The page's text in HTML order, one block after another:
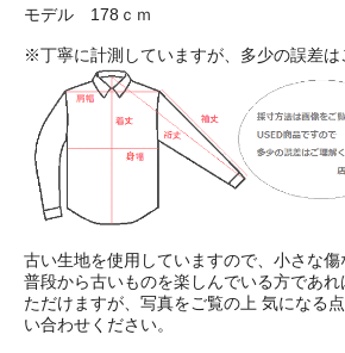
モデル 178ｃｍ
※丁寧に計測していますが、多少の誤差は
古い生地を使用していますので、小さな傷
普段から古いものを楽しんでいる方であ
ただけますが、写真をご覧の上 気になる
い合わせください。